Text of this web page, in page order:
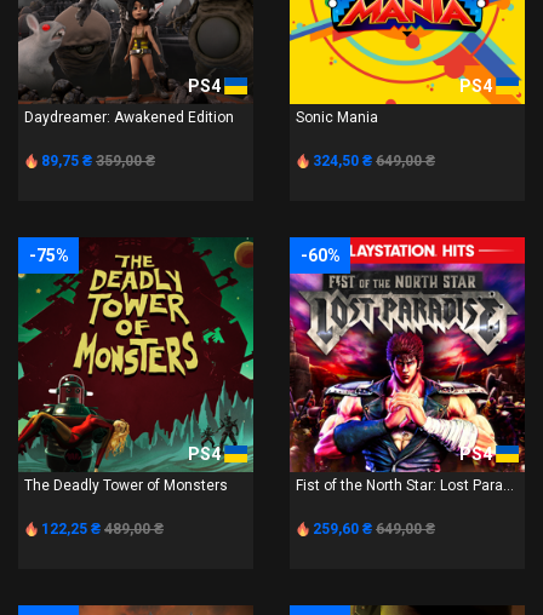
PS4
Daydreamer: Awakened Edition
89,75 ₴ 359,00 ₴
PS4
Sonic Mania
324,50 ₴ 649,00 ₴
-75%
PS4
The Deadly Tower of Monsters
122,25 ₴ 489,00 ₴
-60%
PS4
Fist of the North Star: Lost Para...
259,60 ₴ 649,00 ₴